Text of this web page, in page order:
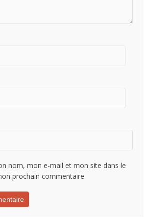
nom, mon e-mail et mon site dans le
prochain commentaire.